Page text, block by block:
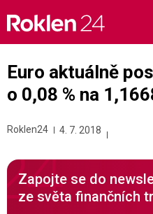
content
Euro aktuálně
o 0,08 % na
Roklen24 4. 7. 2018
Zapojte se do
ze světa finančních